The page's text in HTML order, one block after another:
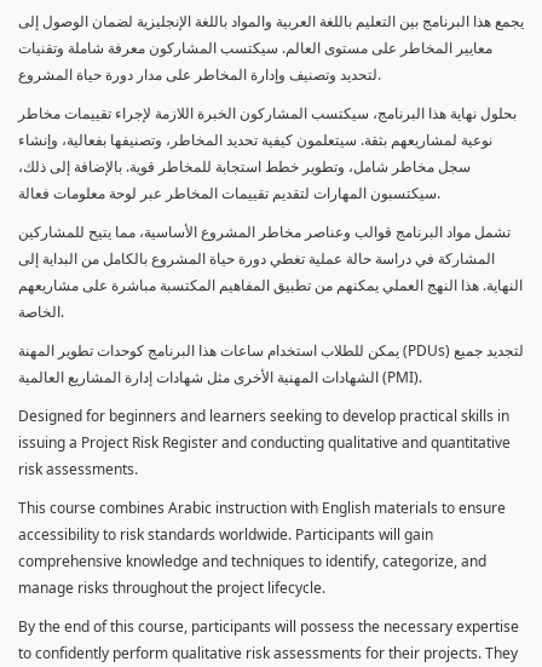
يجمع هذا البرنامج بين التعليم باللغة العربية والمواد باللغة الإنجليزية لضمان الوصول إلى
معايير المخاطر على مستوى العالم. سيكتسب المشاركون معرفة شاملة وتقنيات
لتحديد وتصنيف وإدارة المخاطر على مدار دورة حياة المشروع.
بحلول نهاية هذا البرنامج، سيكتسب المشاركون الخبرة اللازمة لإجراء تقييمات مخاطر
نوعية لمشاريعهم بثقة. سيتعلمون كيفية تحديد المخاطر، وتصنيفها بفعالية، وإنشاء
سجل مخاطر شامل، وتطوير خطط استجابة للمخاطر قوية. بالإضافة إلى ذلك،
سيكتسبون المهارات لتقديم تقييمات المخاطر عبر لوحة معلومات فعالة.
تشمل مواد البرنامج قوالب وعناصر مخاطر المشروع الأساسية، مما يتيح للمشاركين
المشاركة في دراسة حالة عملية تغطي دورة حياة المشروع بالكامل من البداية إلى
النهاية. هذا النهج العملي يمكنهم من تطبيق المفاهيم المكتسبة مباشرة على مشاريعهم
الخاصة.
يمكن للطلاب استخدام ساعات هذا البرنامج كوحدات تطوير المهنة (PDUs) لتجديد جميع
الشهادات المهنية الأخرى مثل شهادات إدارة المشاريع العالمية (PMI).
Designed for beginners and learners seeking to develop practical skills in
issuing a Project Risk Register and conducting qualitative and quantitative
risk assessments.
This course combines Arabic instruction with English materials to ensure
accessibility to risk standards worldwide. Participants will gain
comprehensive knowledge and techniques to identify, categorize, and
manage risks throughout the project lifecycle.
By the end of this course, participants will possess the necessary expertise
to confidently perform qualitative risk assessments for their projects. They